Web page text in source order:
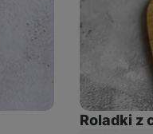
Roladki z